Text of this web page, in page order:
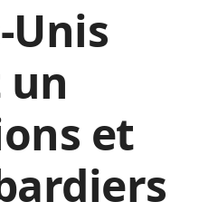
Unis
et